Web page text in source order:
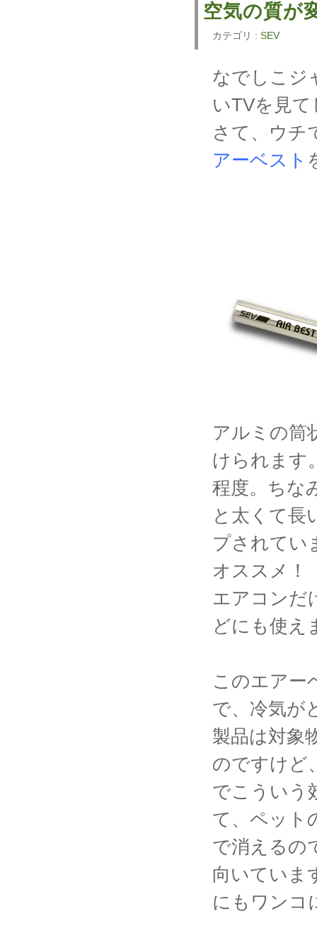
空気の質が
カテゴリ : SEV
なでしこジ
いTVを見
さて、ウチ
アーベスト
アルミの筒
けられます
程度。ちな
と太くて長
プされてい
オススメ！
エアコンだ
どにも使え
このエアー
で、冷気が
製品は対象
のですけど
でこういう
て、ペット
で消えるの
向いていま
にもワンコ